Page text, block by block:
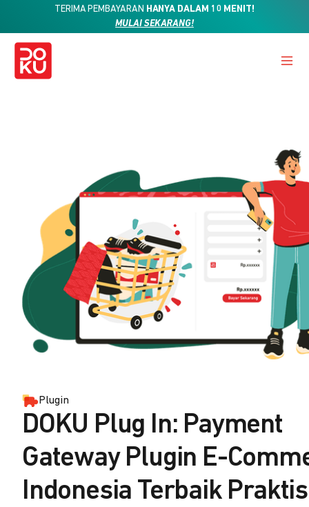
TERIMA PEMBAYARAN HANYA DALAM 10 MENIT!
MULAI SEKARANG!
Plugin
DOKU Plug In: Payment
Gateway Plugin E-
Indonesia Terbaik Praktis